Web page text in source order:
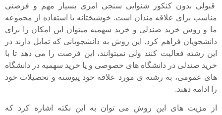
قبولی بدون کنکور شنوایی سنجی امری بسیار مهم و فرصتی
مناسب برای علاقه مندان است. خوشبختانه با استفاده از مجموعه
ما و روش خرید صندلی و خرید سهمیه میتوان این امکان را برای
دانشجویان فراهم کرد. این روش به دانشجویانی که تمایل دارند در
این رشته فعالیت کنند ولی نمیتوانند، این فرصت را می دهد تا با
خرید صندلی در دانشگاه های خصوصی و یا خرید سهمیه در دانشگاه
های عمومی، به رشته ی مورد علاقه خود پیوسته و تحصیلات خود
را ادامه دهند.
از مزیت های این روش می توان به این نکته اشاره کرد که